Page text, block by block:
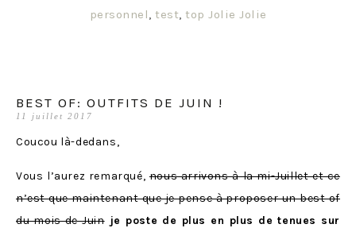
personnel test top Jolie Jolie
BEST OF: OUTFITS DE JUIN !
11 juillet 2017
Coucou là-dedans,
Vous l’aurez remarqué,nous arrivons à la mi-Juillet et ce
n’est que maintenant que je pense à proposer un best of
du mois de Juinje poste de plus en plus de tenues sur